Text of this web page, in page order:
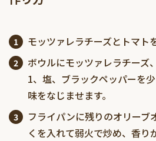
モッツァレラチーズとトマト
ボウルにモッツァレラチーズ
1、塩、ブラックペッパーを
味をなじませます。
フライパンに残りのオリーブ
くを入れて弱火で炒め、香り